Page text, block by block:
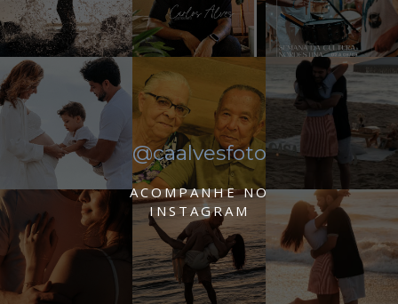
@caalvesfoto
ACOMPANHE NO
INSTAGRAM